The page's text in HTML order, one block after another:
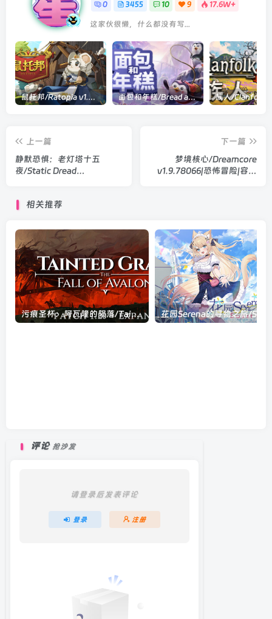
0 3455 10 9 17.6W+
这家伙很懒，什么都没有写...
鼠托邦/Ratopia v1.0.0530|策略模拟|容量2.9GB|官方中文版 面包和年糕/Bread and Fred Build.21411256|动作冒险|容量1.1GB|官方中文版
上一篇
静默恐惧：老灯塔十五
夜/Static Dread
下一篇
梦境核心/Dreamcore
v1.9.78066|恐怖冒险|容量
相关推荐
污痕圣杯：阿瓦隆的陨落/Tainted Grail: The Fall of Avalon v1.20|角色扮演|容量40.5GB|官方中文版
评论 抢沙发
请登录后发表评论
登录 注册